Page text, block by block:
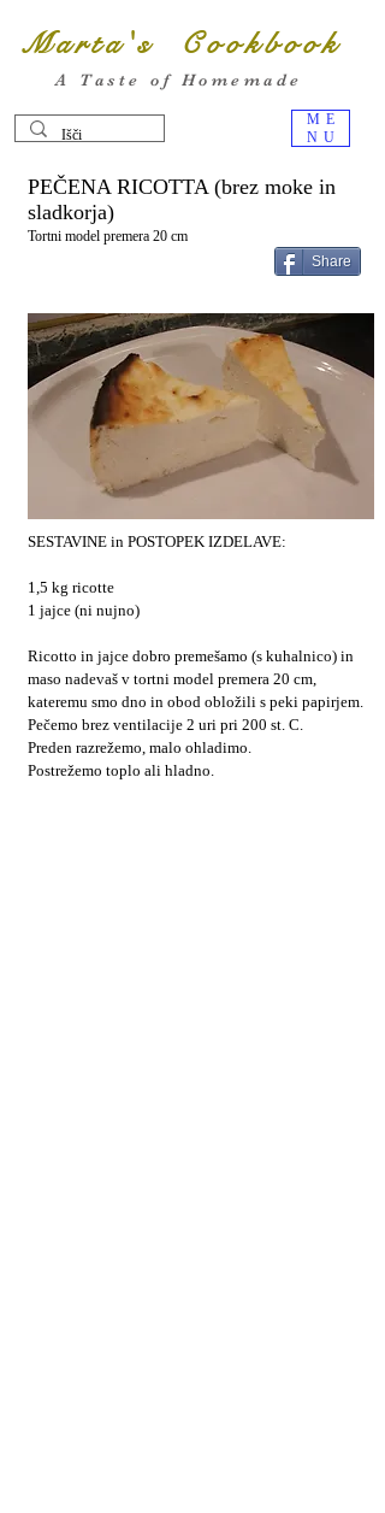
ME
NU
Marta's Cookbook
A Taste of Homemade
PEČENA RICOTTA (brez moke in
sladkorja)
Tortni model premera 20 cm
Share
SESTAVINE in POSTOPEK IZDELAVE:
1,5 kg ricotte
1 jajce (ni nujno)
Ricotto in jajce dobro premešamo (s kuhalnico) in
maso nadevaš v tortni model premera 20 cm,
kateremu smo dno in obod obložili s peki papirjem.
Pečemo brez ventilacije 2 uri pri 200 st. C.
Preden razrežemo, malo ohladimo.
Postrežemo toplo ali hladno.